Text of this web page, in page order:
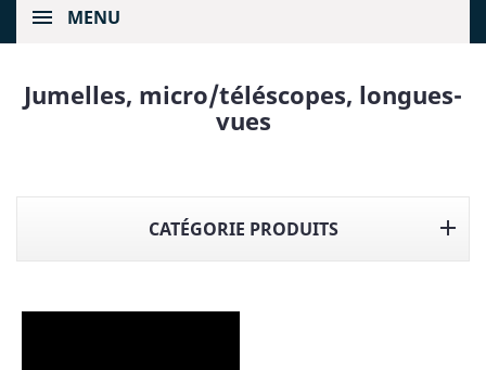
MENU
Jumelles, micro/téléscopes, longues-
vues
CATÉGORIE PRODUITS 